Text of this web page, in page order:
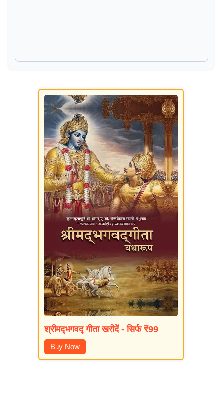
श्रीमद्‍भगवद्‍ गीता खरीदें - सिर्फ ₹99
Buy Now